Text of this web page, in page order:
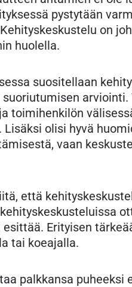
pystytään
on
huolella.
suositellaan
toimihenkilön
olisi hyvä
vaan
että
Erityisen
tai koeajalla.
palkkansa puheeksi